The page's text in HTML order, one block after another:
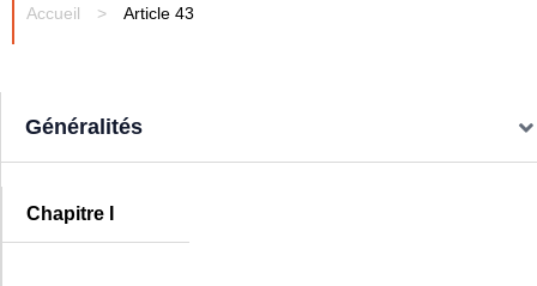
Accueil > Article 43
Généralités
Chapitre I